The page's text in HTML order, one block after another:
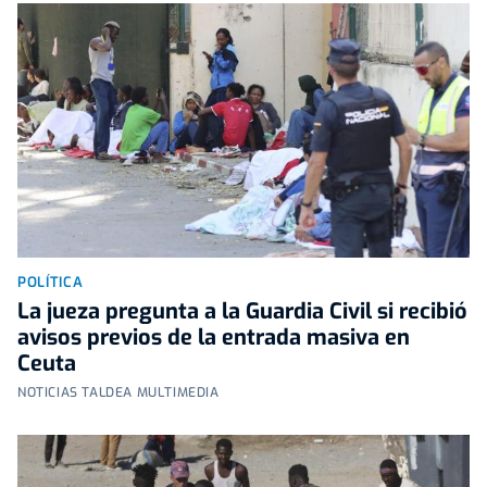
POLÍTICA
La jueza pregunta a la Guardia Civil si recibió
avisos previos de la entrada masiva en
Ceuta
NOTICIAS TALDEA MULTIMEDIA